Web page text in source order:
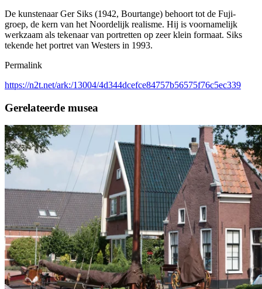
De kunstenaar Ger Siks (1942, Bourtange) behoort tot de Fuji-
groep, de kern van het Noordelijk realisme. Hij is voornamelijk
werkzaam als tekenaar van portretten op zeer klein formaat. Siks
tekende het portret van Westers in 1993.
Permalink
https://n2t.net/ark:/13004/4d344dcefce84757b56575f76c5ec339
Gerelateerde musea